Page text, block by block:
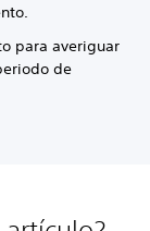
para averiguar
de